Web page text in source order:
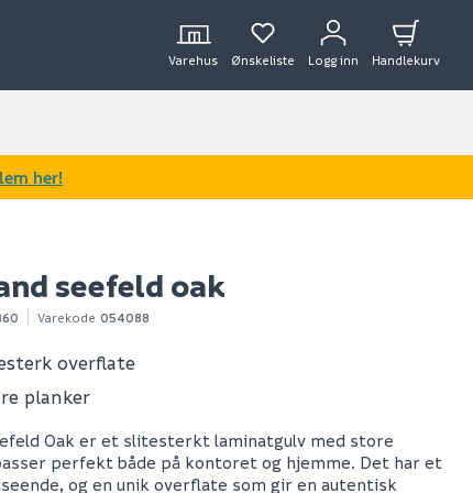
Varehus Ønskeliste Logg inn Handlekurv
seefeld oak
Varekode 054088
overflate
planker
Oak er et slitesterkt laminatgulv med store
perfekt både på kontoret og hjemme. Det har et
og en unik overflate som gir en autentisk
her!